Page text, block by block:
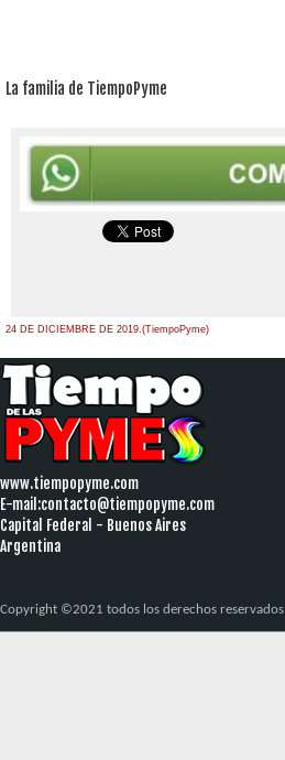
La familia de TiempoPyme
24 DE DICIEMBRE DE 2019.(TiempoPyme)
www.tiempopyme.com
E-mail:contacto@tiempopyme.com
Capital Federal - Buenos Aires
Argentina
Copyright ©2021 todos los derechos reservados